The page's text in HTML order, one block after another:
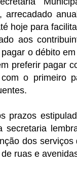
arrecadado
hoje para
aos
o débito
preferir pagar
o primeiro
prazos
secretaria
dos
ruas e